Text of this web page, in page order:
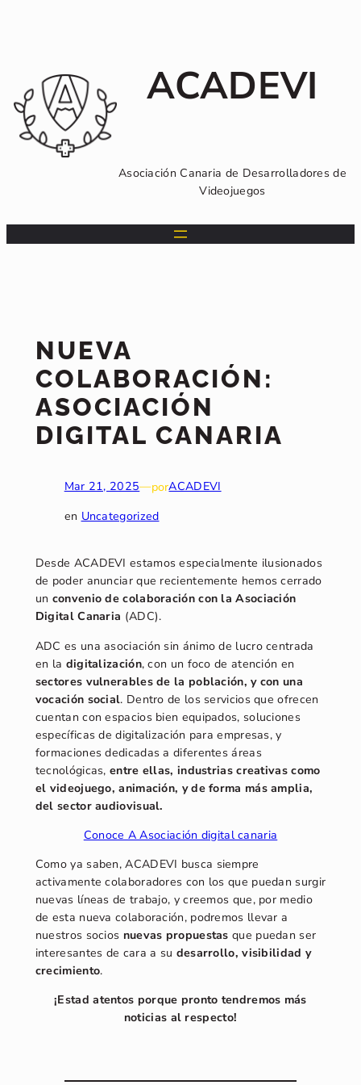
ACADEVI
Asociación Canaria de Desarrolladores de
Videojuegos
NUEVA
COLABORACIÓN:
ASOCIACIÓN
DIGITAL CANARIA
Mar 21, 2025—porACADEVI
en Uncategorized
Desde ACADEVI estamos especialmente ilusionados
de poder anunciar que recientemente hemos cerrado
un convenio de colaboración con la Asociación
Digital Canaria (ADC).
ADC es una asociación sin ánimo de lucro centrada
en la digitalización, con un foco de atención en
sectores vulnerables de la población, y con una
vocación social. Dentro de los servicios que ofrecen
cuentan con espacios bien equipados, soluciones
específicas de digitalización para empresas, y
formaciones dedicadas a diferentes áreas
tecnológicas,entre ellas, industrias creativas como
el videojuego, animación, y de forma más amplia,
del sector audiovisual.
Conoce A Asociación digital canaria
Como ya saben, ACADEVI busca siempre
activamente colaboradores con los que puedan surgir
nuevas líneas de trabajo, y creemos que, por medio
de esta nueva colaboración, podremos llevar a
nuestros socios nuevas propuestas que puedan ser
interesantes de cara a su desarrollo, visibilidad y
crecimiento.
¡Estad atentos porque pronto tendremos más
noticias al respecto!